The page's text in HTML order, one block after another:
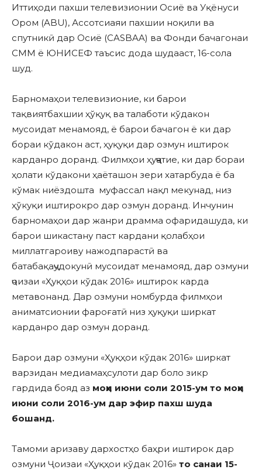
Иттиҳоди пахши телевизионии Осиё ва Уқёнуси
Ором (ABU), Ассотсиаяи пахшии ноқили ва
спутникӣ дар Осиё (CASBAA) ва Фонди бачагонаи
СММ ё ЮНИСЕФ таъсис дода шудааст, 16-сола
шуд.
Барномаҳои телевизионие, ки барои
тақвиятбахшии ҳўқуқ ва талаботи кўдакон
мусоидат менамояд, ё барои бачагон ё ки дар
бораи кўдакон аст, ҳуқуқи дар озмун иштирок
карданро доранд. Филмҳои ҳуҷҷатие, ки дар бораи
ҳолати кўдакони ҳаёташон зери хатарбуда ё ба
кўмак ниёздошта муфассал нақл мекунад, низ
ҳўкуқи иштирокро дар озмун доранд. Инчунин
барномаҳои дар жанри драмма офаридашуда, ки
барои шикастану паст кардани қолабҳои
миллатгароиву нажодпарастӣ ва
батабақаҷудокунӣ мусоидат менамояд, дар озмуни
ҷоизаи «Ҳуқҳои кўдак 2016» иштирок карда
метавонанд. Дар озмуни номбурда филмҳои
аниматсионии фароғатӣ низ ҳуқуқи ширкат
карданро дар озмун доранд.
Барои дар озмуни «Ҳуқҳои кўдак 2016» ширкат
варзидан медиамаҳсулоти дар боло зикр
гардида бояд аз моҳи июни соли 2015-ум то моҳи
июни соли 2016-ум дар эфир пахш шуда
бошанд.
Тамоми аризаву дархостҳо баҳри иштирок дар
озмуни Ҷоизаи «Ҳуқҳои кўдак 2016» то санаи 15-